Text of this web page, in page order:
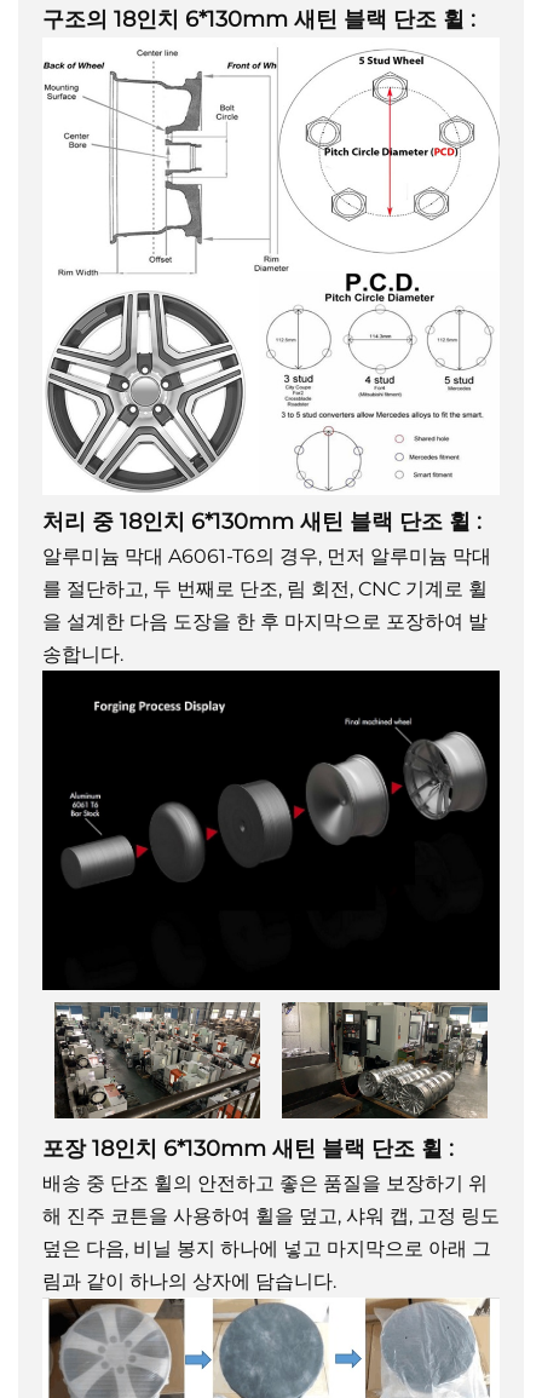
구조의 18인치 6*130mm 새틴 블랙 단조 휠 :
처리 중 18인치 6*130mm 새틴 블랙 단조 휠 :
알루미늄 막대 A6061-T6의 경우, 먼저 알루미늄 막대
를 절단하고, 두 번째로 단조, 림 회전, CNC 기계로 휠
을 설계한 다음 도장을 한 후 마지막으로 포장하여 발
송합니다.
포장18인치 6*130mm 새틴 블랙 단조 휠 :
배송 중 단조 휠의 안전하고 좋은 품질을 보장하기 위
해 진주 코튼을 사용하여 휠을 덮고, 샤워 캡, 고정 링도
덮은 다음, 비닐 봉지 하나에 넣고 마지막으로 아래 그
림과 같이 하나의 상자에 담습니다.